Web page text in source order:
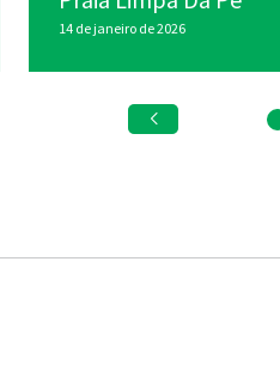
15 de julho de 2026
14 de janeiro de 2026